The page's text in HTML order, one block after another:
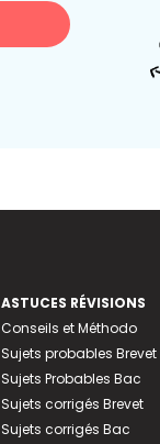
ASTUCES RÉVISIONS
Conseils et Méthodo
Sujets probables Brevet
Sujets Probables Bac
Sujets corrigés Brevet
Sujets corrigés Bac